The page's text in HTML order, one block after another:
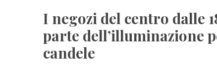
I negozi del centro dalle
parte dell’illuminazione
candele